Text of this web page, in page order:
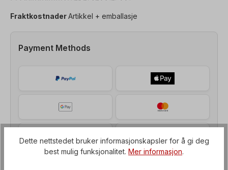
FraktkostnaderArtikkel + emballasje
Payment Methods
Dette nettstedet bruker informasjonskapsler for å gi deg
best mulig funksjonalitet. Mer informasjon.